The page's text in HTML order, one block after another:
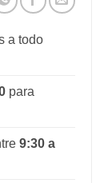
a todo
para
9:30 a